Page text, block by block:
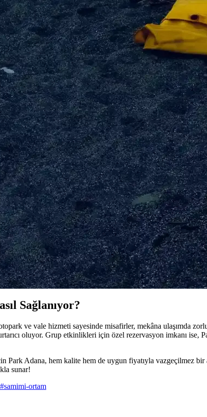
dikkat edin. Kıyma, baharatlar ve pişirme yöntemleriyle
yapmanın püf noktaları hakkında detaylar. Kaliteli et
Kapsamlı Rehber
evde lezzetli kebaplar hazırlayın, marine ve
ve sağlık açısından tercih edilir, doğru tekniklerle harika
bölgeden ve doğru saklama koşullarına dikkat ederek,
İpuçları
seçimi ve doğru hazırlama teknikleri önemlidir. Bu
ve Pratik Kullanım
ve ekonomik. Damak zevkine uygun ferahlatıcı tadıyla
5 Sırrı
zenginleştirin. Hemen deneyin!
Sağlanıyor?
ve vale hizmeti sayesinde misafirler, mekâna ulaşımda
oluyor. Grup etkinlikleri için özel rezervasyon imkanı ise,
Park Adana, hem kalite hem de uygun fiyatıyla vazgeçilmez
sunar!
#samimi-ortam